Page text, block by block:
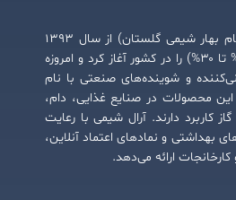
صنایع آرال شیمی (پیشگام بهار شیمی گلستان) از سال ۱۳۹۳
تولید اسید پراستیک (۳% تا ۳۰%) را در کشور آغاز کرد و امروزه
و شوینده‌های صنعتی با نام
محصولات در صنایع غذایی، دام،
کاربرد دارند. آرال شیمی با رعایت
بهداشتی و نمادهای اعتماد آنلاین،
ارائه می‌دهد.